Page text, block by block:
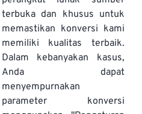
terbuka dan khusus untuk
memastikan konversi kami
memiliki kualitas terbaik.
Dalam kebanyakan kasus,
Anda dapat
menyempurnakan
parameter konversi